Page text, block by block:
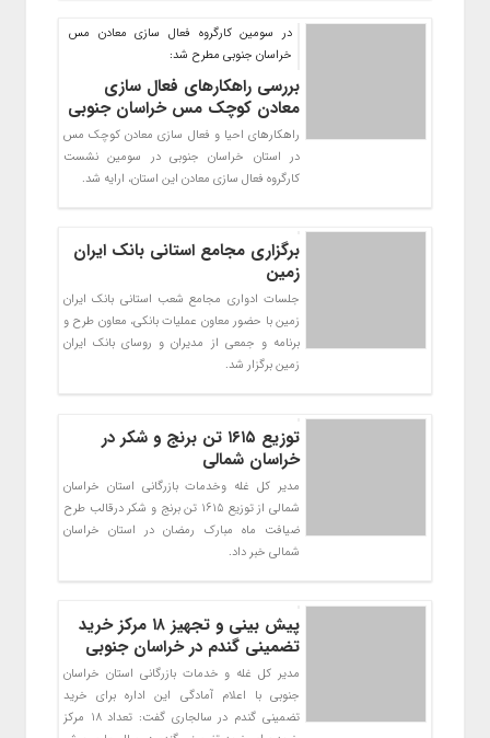
در سومین کارگروه فعال سازی معادن مس
خراسان جنوبی مطرح شد:
بررسی راهکارهای فعال سازی
معادن کوچک مس خراسان جنوبی
راهکارهای احیا و فعال سازی معادن کوچک مس
در استان خراسان جنوبی در سومین نشست
کارگروه فعال سازی معادن این استان، ارایه شد.
برگزاری مجامع استانی بانک ایران
زمین
جلسات ادواری مجامع شعب استانی بانک ایران
زمین با حضور معاون عملیات بانکی، معاون طرح و
برنامه و جمعی از مدیران و روسای بانک ایران
زمین برگزار شد.
توزیع ۱۶۱۵ تن برنج و شکر در
خراسان شمالی
مدیر کل غله وخدمات بازرگانی استان خراسان
شمالی از توزیع 1615 تن برنج و شکر درقالب طرح
ضیافت ماه مبارک رمضان در استان خراسان
شمالی خبر داد.
پیش بینی و تجهیز ۱۸ مرکز خرید
تضمینی گندم در خراسان جنوبی
مدیر کل غله و خدمات بازرگانی استان خراسان
جنوبی با اعلام آمادگی این اداره برای خرید
تضمینی گندم در سالجاری گفت: تعداد 18 مرکز